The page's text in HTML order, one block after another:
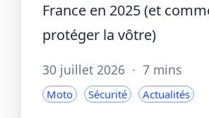
France en 2025 (et
protéger la vôtre)
30 juillet 2026 · 7 mins
Moto Sécurité Actualités